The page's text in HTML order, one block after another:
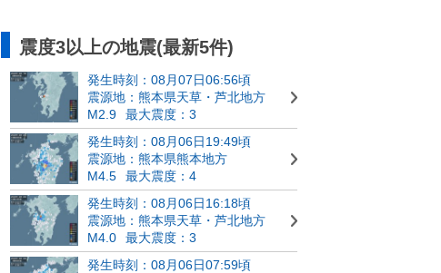
震度3以上の地震(最新5件)
発生時刻：08月07日06:56頃
震源地：熊本県天草・芦北地方
M2.9
最大震度：3
発生時刻：08月06日19:49頃
震源地：熊本県熊本地方
M4.5
最大震度：4
発生時刻：08月06日16:18頃
震源地：熊本県天草・芦北地方
M4.0
最大震度：3
発生時刻：08月06日07:59頃